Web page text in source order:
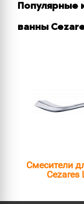
Популярные
ванны
Смесители
Cezares